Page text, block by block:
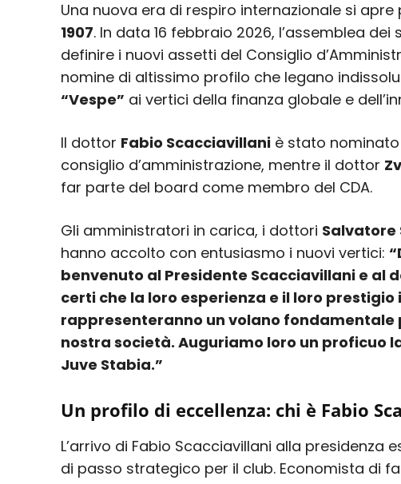
Una nuova era di respiro internazionale si apre
1907. In data 16 febbraio 2026, l’assemblea
definire i nuovi assetti del Consiglio
nomine di altissimo profilo che legano
“Vespe” ai vertici della finanza globale e
Il dottor Fabio Scacciavillani è stato nominato
consiglio d’amministrazione, mentre il dottor
far parte del board come membro del CDA.
Gli amministratori in carica, i dottori Salvatore
hanno accolto con entusiasmo i nuovi vertici:
benvenuto al Presidente Scacciavillani e al
certi che la loro esperienza e il loro
rappresenteranno un volano fondamentale
nostra società. Auguriamo loro un proficuo
Juve Stabia.”
Un profilo di eccellenza: chi è Fabio
L’arrivo di Fabio Scacciavillani alla presidenza
di passo strategico per il club. Economista di